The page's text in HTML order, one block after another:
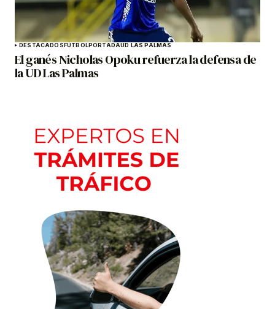
DESTACADOSFÚTBOLPORTADAUD LAS PALMAS
El ganés Nicholas Opoku refuerza la defensa de
la UD Las Palmas